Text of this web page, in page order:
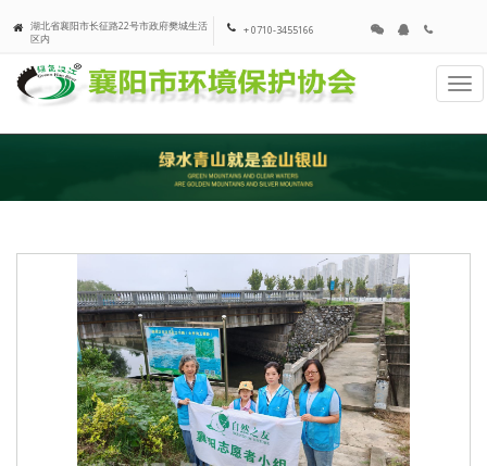
湖北省襄阳市长征路22号市政府樊城生活
区内
+ 0710-3455166